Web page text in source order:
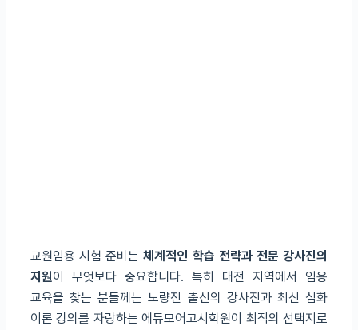
교원임용 시험 준비는체계적인 학습 전략과 전문 강사진의
지원이 무엇보다 중요합니다. 특히 대전 지역에서 임용
교육을 찾는 분들께는 노량진 출신의 강사진과 최신 심화
이론 강의를 자랑하는 에듀모어고시학원이 최적의 선택지로